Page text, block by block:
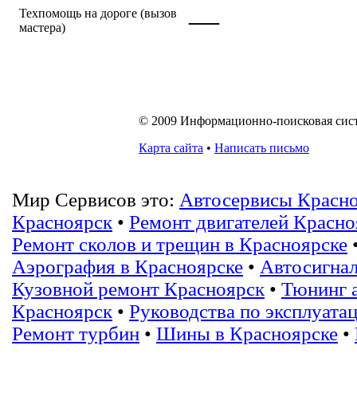
Техпомощь на дороге (вызов
мастера)
—
© 2009 Информационно-поисковая
Карта сайта • Написать письмо
Мир Сервисов это: Автосервисы
Красноярск • Ремонт двигателей
Ремонт сколов и трещин в Красноярске
Аэрография в Красноярске •
Кузовной ремонт Красноярск • Тюнинг
Красноярск • Руководства по
Ремонт турбин • Шины в Красноярске •